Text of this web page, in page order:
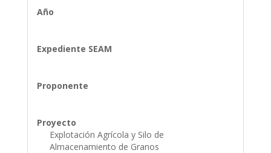
Año
Expediente SEAM
Proponente
Proyecto
Explotación Agrícola y Silo de
Almacenamiento de Granos